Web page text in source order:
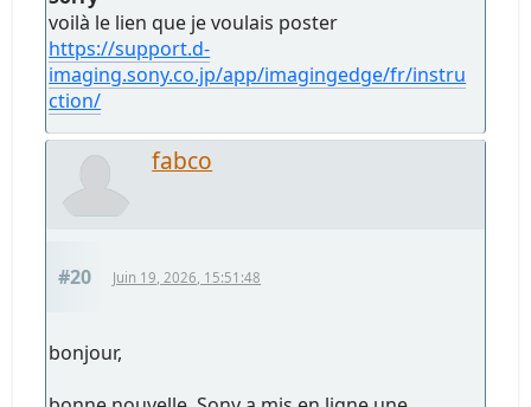
voilà le lien que je voulais poster
https://support.d-
imaging.sony.co.jp/app/imagingedge/fr/instru
ction/
fabco
#20 Juin 19, 2026, 15:51:48
bonjour,